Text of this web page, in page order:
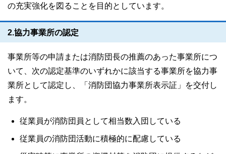
の充実強化を図ることを目的としています。
2.協力事業所の認定
事業所等の申請または消防団長の推薦のあった事業所につ
いて、次の認定基準のいずれかに該当する事業所を協力事
業所として認定し、「消防団協力事業所表示証」を交付し
ます。
従業員が消防団員として相当数入団している
従業員の消防団活動に積極的に配慮している